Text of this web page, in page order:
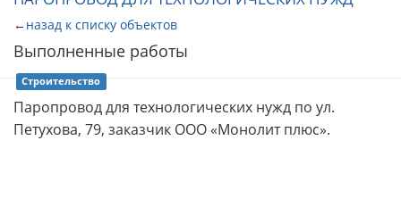
←назад к списку объектов
Выполненные работы
Строительство
Паропровод для технологических нужд по ул.
Петухова, 79, заказчик ООО «Монолит плюс».